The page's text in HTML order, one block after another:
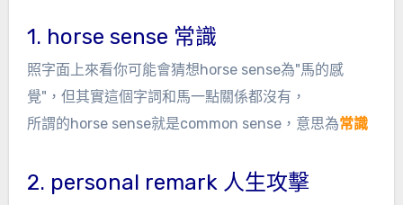
1. horse sense 常識
照字面上來看你可能會猜想horse sense為"馬的感
覺"，但其實這個字詞和馬一點關係都沒有，
所謂的horse sense就是common sense，意思為常識
2. personal remark 人生攻擊